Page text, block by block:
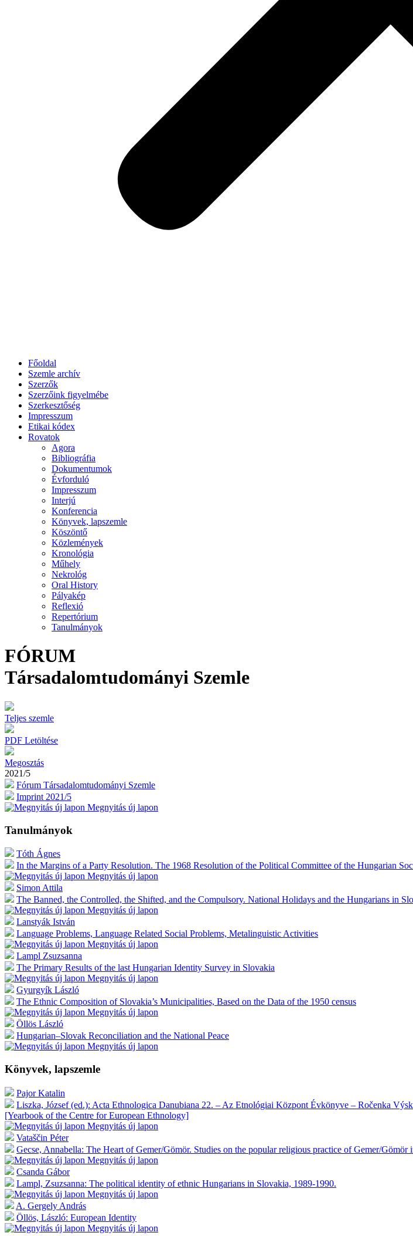
Főoldal
Szemle archív
Szerzők
Szerzőink figyelmébe
Szerkesztőség
Impresszum
Etikai kódex
Rovatok
Agora
Bibliográfia
Dokumentumok
Évforduló
Impresszum
Interjú
Konferencia
Könyvek, lapszemle
Köszöntő
Közlemények
Kronológia
Műhely
Nekrológ
Oral History
Pályakép
Reflexió
Repertórium
Tanulmányok
FÓRUM
Társadalomtudományi Szemle
Teljes szemle
PDF Letöltése
Megosztás
2021/5
Fórum Társadalomtudományi Szemle
Imprint 2021/5
Megnyitás új lapon
Tanulmányok
Tóth Ágnes
In the Margins of a Party Resolution. The 1968 Resolution of the Political Committee of the Hungarian
Megnyitás új lapon
Simon Attila
The Banned, the Controlled, the Shifted, and the Compulsory. National Holidays and the Hungarians in
Megnyitás új lapon
Lanstyák István
Language Problems, Language Related Social Problems, Metalinguistic Activities
Megnyitás új lapon
Lampl Zsuzsanna
The Primary Results of the last Hungarian Identity Survey in Slovakia
Megnyitás új lapon
Gyurgyík László
The Ethnic Composition of Slovakia’s Municipalities, Based on the Data of the 1950 census
Megnyitás új lapon
Öllös László
Hungarian–Slovak Reconciliation and the National Peace
Megnyitás új lapon
Könyvek, lapszemle
Pajor Katalin
Liszka, József (ed.): Acta Ethnologica Danubiana 22. – Az Etnológiai Központ Évkönyve – Ročenka
[Yearbook of the Centre for European Ethnology]
Megnyitás új lapon
Vataščin Péter
Gecse, Annabella: The Heart of Gemer/Gömör. Studies on the popular religious practice of Gemer/Gömör
Megnyitás új lapon
Csanda Gábor
Lampl, Zsuzsanna: The political identity of ethnic Hungarians in Slovakia, 1989-1990.
Megnyitás új lapon
A. Gergely András
Öllös, László: European Identity
Megnyitás új lapon